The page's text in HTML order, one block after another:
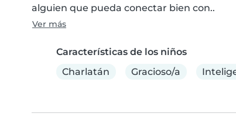
alguien que pueda conectar bien con..
Ver más
Características de los niños
Charlatán
Gracioso/a